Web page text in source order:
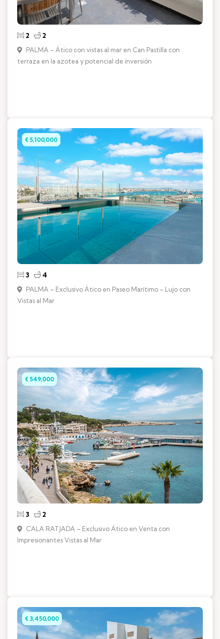
2 2
PALMA – Ático con vistas al mar en Can Pastilla con
terraza en la azotea y potencial de inversión
€ 5,100,000
3 4
PALMA – Exclusivo Ático en Paseo Marítimo – Lujo con
Vistas al Mar
€ 549,000
3 2
CALA RATJADA – Exclusivo Ático en Venta con
Impresionantes Vistas al Mar
€ 3,450,000